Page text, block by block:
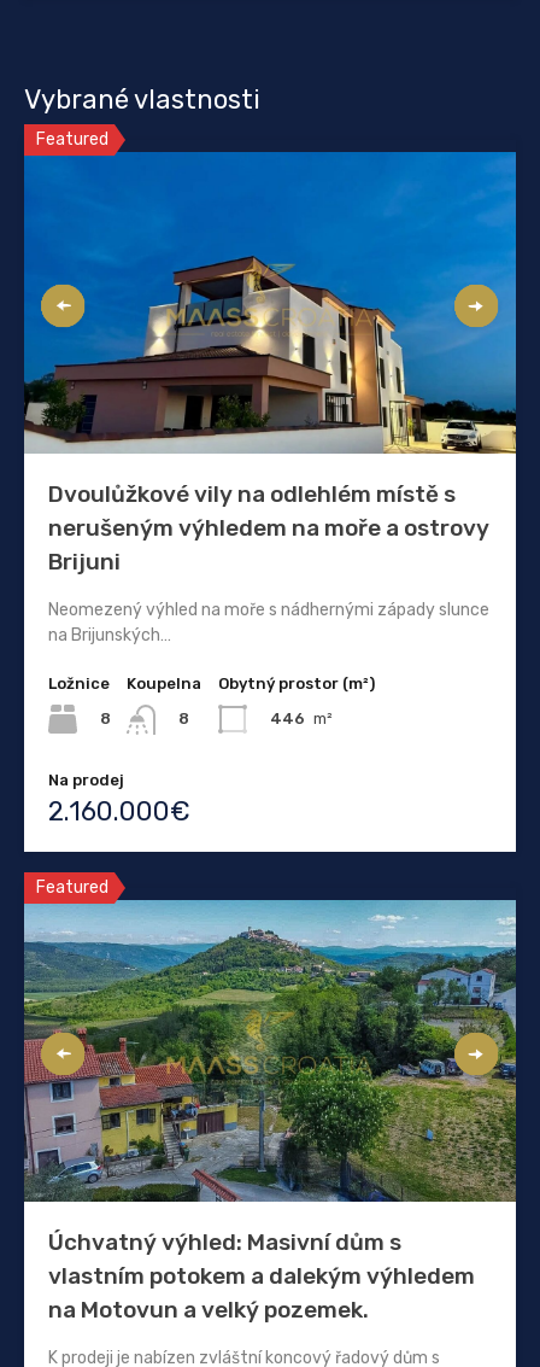
Vybrané vlastnosti
Featured
Dvoulůžkové vily na odlehlém místě s
nerušeným výhledem na moře a ostrovy
Brijuni
Neomezený výhled na moře s nádhernými západy slunce
na Brijunských…
Ložnice
8
Koupelna
8
Obytný prostor (m²)
446 m²
Na prodej
2.160.000€
Featured
Úchvatný výhled: Masivní dům s
vlastním potokem a dalekým výhledem
na Motovun a velký pozemek.
K prodeji je nabízen zvláštní koncový řadový dům s